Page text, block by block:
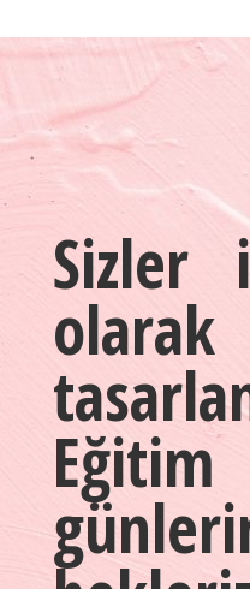
Sizler
olarak
Eğitim